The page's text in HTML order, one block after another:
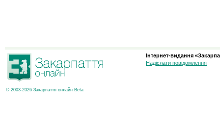
© 2003-2026 Закарпаття онлайн Beta
Інтернет-видання
Надіслати повідомлення